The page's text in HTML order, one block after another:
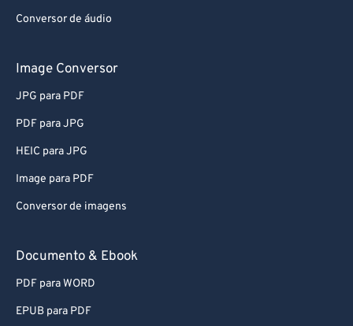
Conversor de áudio
Image Conversor
JPG para PDF
PDF para JPG
HEIC para JPG
Image para PDF
Conversor de imagens
Documento & Ebook
PDF para WORD
EPUB para PDF